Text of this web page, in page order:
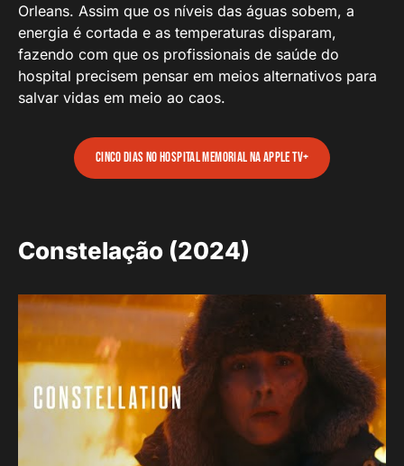
Orleans. Assim que os níveis das águas sobem, a
energia é cortada e as temperaturas disparam,
fazendo com que os profissionais de saúde do
hospital precisem pensar em meios alternativos para
salvar vidas em meio ao caos.
Cinco Dias no Hospital Memorial na Apple TV+
Constelação (2024)